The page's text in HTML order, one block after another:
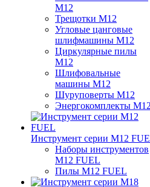
M12
Трещотки M12
Угловые цанговые
шлифмашины M12
Циркулярные пилы
M12
Шлифовальные
машины M12
Шуруповерты M12
Энергокомплекты M12
Инструмент серии M12
Наборы инструментов
M12 FUEL
Пилы M12 FUEL